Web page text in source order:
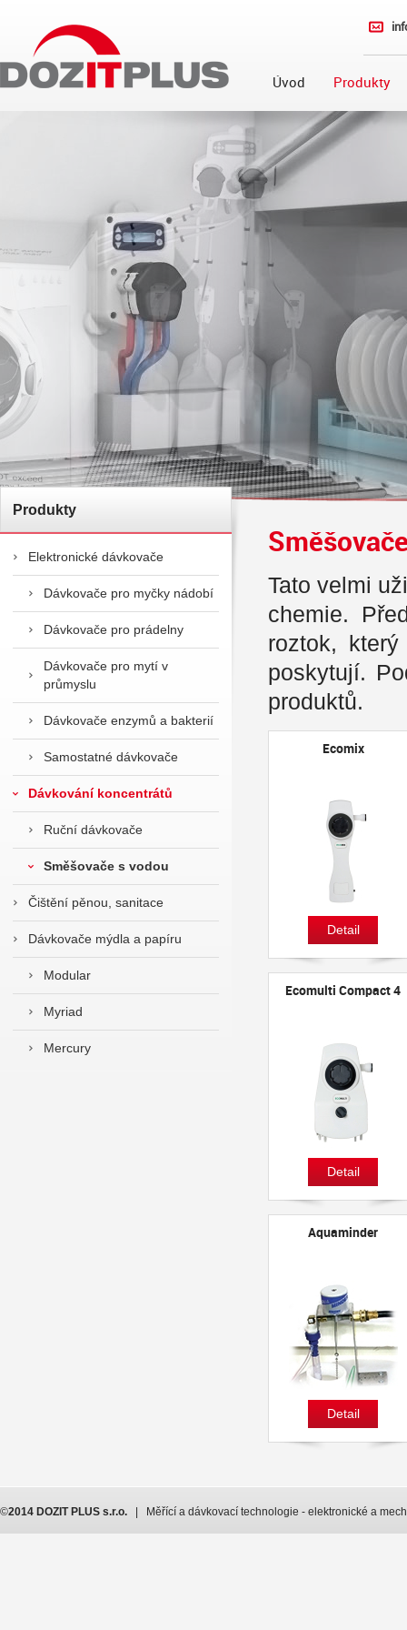
Úvod Produkty
Produkty
Elektronické dávkovače
Dávkovače pro myčky nádobí
Dávkovače pro prádelny
Dávkovače pro mytí v
průmyslu
Dávkovače enzymů a bakterií
Samostatné dávkovače
Dávkování koncentrátů
Ruční dávkovače
Směšovače s vodou
Čištění pěnou, sanitace
Dávkovače mýdla a papíru
Modular
Myriad
Mercury
Tato velmi
chemie.
roztok,
poskytují.
produktů.
Ecomix
Detail
Ecomulti Compact 4
Detail
Aquaminder
Detail
©2014 DOZIT PLUS s.r.o. | Měřící a dávkovací technologie - elektronické a